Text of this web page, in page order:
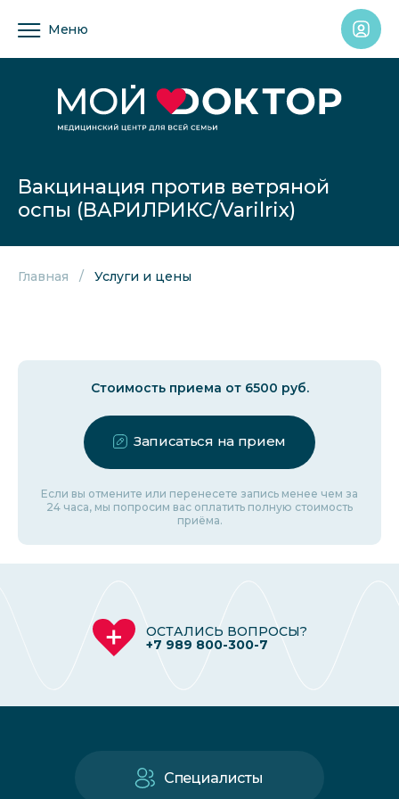
Меню
Вакцинация против ветряной
оспы (ВАРИЛРИКС/Varilrix)
Главная Услуги и цены
Стоимость приема от 6500 руб.
Записаться на прием
Если вы отмените или перенесете запись менее чем за
24 часа, мы попросим вас оплатить полную стоимость
приёма.
ОСТАЛИСЬ ВОПРОСЫ?
+7 989 800-300-7
Специалисты